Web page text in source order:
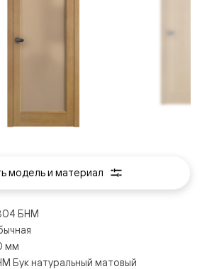
БНМ
мм
Бук натуральный матовый
модель и материал